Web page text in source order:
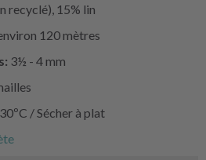
recyclé), 15% lin
120 mètres
3½ - 4 mm
/ Sécher à plat